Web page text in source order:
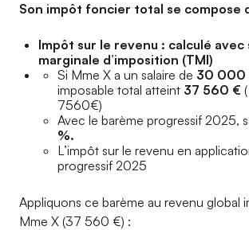
Son impôt foncier total se compose
Impôt sur le revenu : calculé avec
marginale d’imposition (TMI)
Si Mme X a un salaire de 30 000
imposable total atteint 37 560 €
7560€)
Avec le barème progressif 2025,
%.
L’impôt sur le revenu en
progressif 2025
Appliquons ce barème au revenu global
Mme X (37 560 €) :